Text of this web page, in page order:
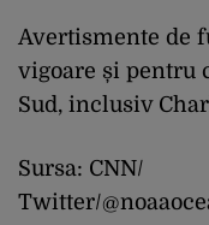
Avertismente de
vigoare și pentru
Sud, inclusiv
Sursa: CNN/
Twitter/